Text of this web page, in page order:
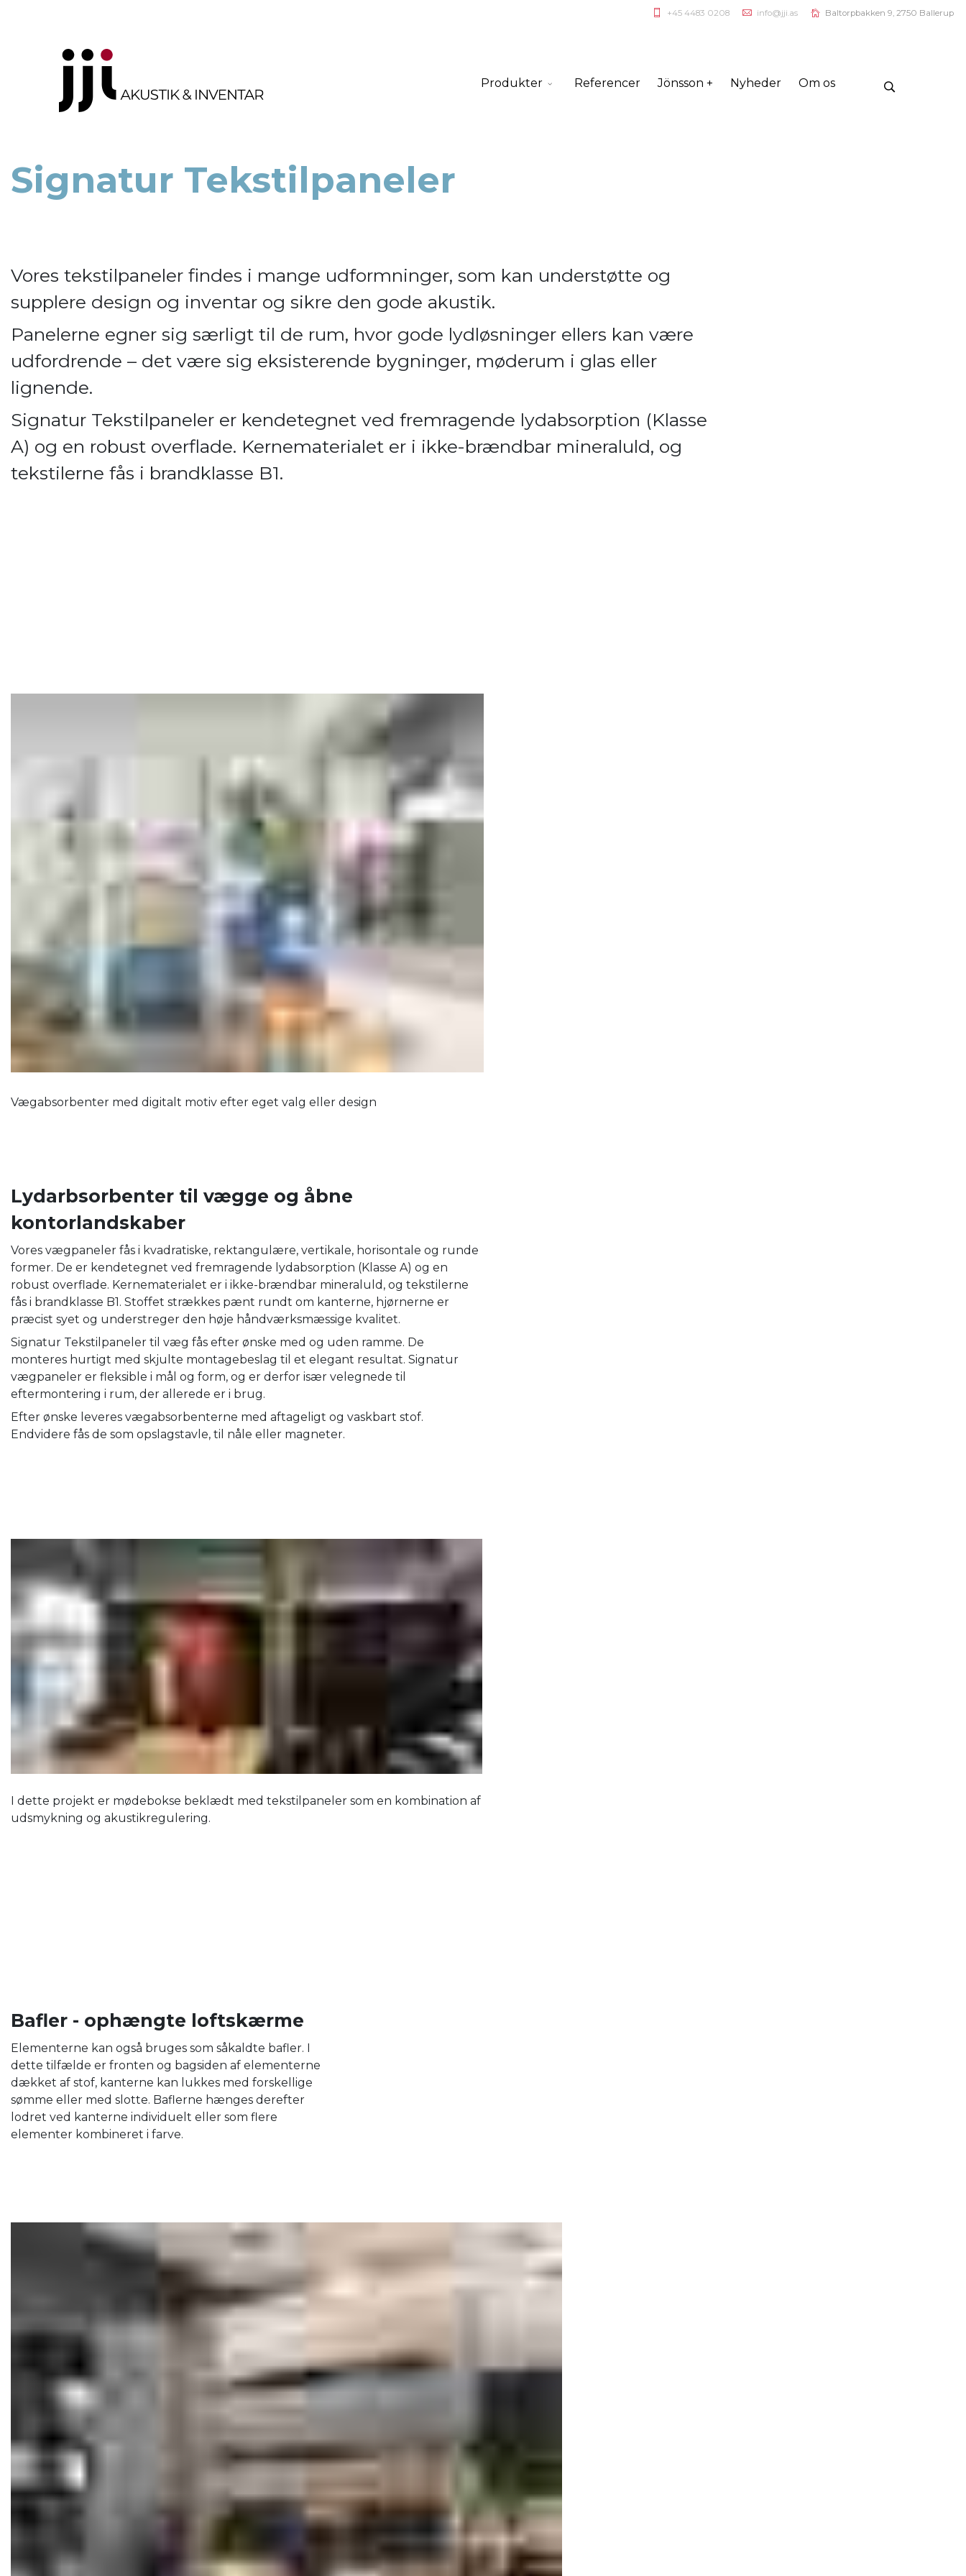
+45 4483 0208 info@jji.as Baltorpbakken 9, 2750 Ballerup
Produkter Referencer Jönsson + Nyheder Om os
Signatur Tekstilpaneler
Vores tekstilpaneler findes i mange udformninger, som kan understøtte og
supplere design og inventar og sikre den gode akustik.
Panelerne egner sig særligt til de rum, hvor gode lydløsninger ellers kan være
udfordrende – det være sig eksisterende bygninger, møderum i glas eller
lignende.
Signatur Tekstilpaneler er kendetegnet ved fremragende lydabsorption (Klasse
A) og en robust overflade. Kernematerialet er i ikke-brændbar mineraluld, og
tekstilerne fås i brandklasse B1.
Vægabsorbenter med digitalt motiv efter eget valg eller design
Lydarbsorbenter til vægge og åbne
kontorlandskaber
Vores vægpaneler fås i kvadratiske, rektangulære, vertikale, horisontale og runde
former. De er kendetegnet ved fremragende lydabsorption (Klasse A) og en
robust overflade. Kernematerialet er i ikke-brændbar mineraluld, og tekstilerne
fås i brandklasse B1. Stoffet strækkes pænt rundt om kanterne, hjørnerne er
præcist syet og understreger den høje håndværksmæssige kvalitet.
Signatur Tekstilpaneler til væg fås efter ønske med og uden ramme. De
monteres hurtigt med skjulte montagebeslag til et elegant resultat. Signatur
vægpaneler er fleksible i mål og form, og er derfor især velegnede til
eftermontering i rum, der allerede er i brug.
Efter ønske leveres vægabsorbenterne med aftageligt og vaskbart stof.
Endvidere fås de som opslagstavle, til nåle eller magneter.
I dette projekt er mødebokse beklædt med tekstilpaneler som en kombination af
udsmykning og akustikregulering.
Bafler - ophængte loftskærme
Elementerne kan også bruges som såkaldte bafler. I
dette tilfælde er fronten og bagsiden af ​​elementerne
dækket af stof, kanterne kan lukkes med forskellige
sømme eller med slotte. Baflerne hænges derefter
lodret ved kanterne individuelt eller som flere
elementer kombineret i farve.